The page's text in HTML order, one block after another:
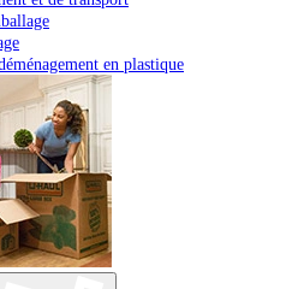
en plastique